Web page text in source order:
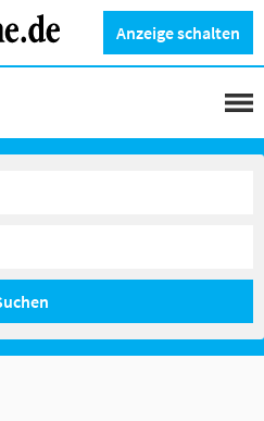
Anzeige schalten